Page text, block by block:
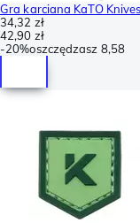
Gra karciana KaTO
34,32 zł
42,90 zł
-20%oszczędzasz 8,58